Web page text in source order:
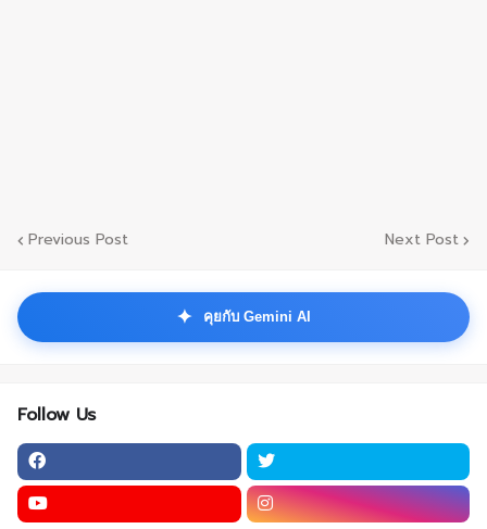
Previous Post Next Post
✦ คุยกับ Gemini AI
Follow Us